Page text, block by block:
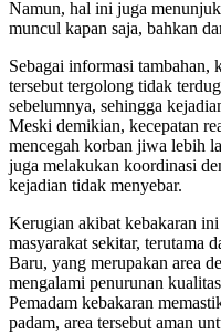
Namun, hal ini juga
muncul kapan saja, bahkan
Sebagai informasi tambahan,
tersebut tergolong tidak
sebelumnya, sehingga
Meski demikian, kecepatan
mencegah korban jiwa lebih
juga melakukan koordinasi
kejadian tidak menyebar.
Kerugian akibat kebakaran
masyarakat sekitar, terutama
Baru, yang merupakan area
mengalami penurunan
Pemadam kebakaran
padam, area tersebut aman